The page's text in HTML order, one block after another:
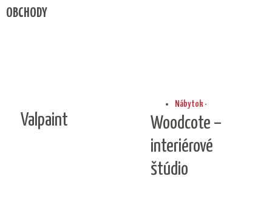
OBCHODY
Valpaint
Nábytok ·
Woodcote –
interiérové
štúdio